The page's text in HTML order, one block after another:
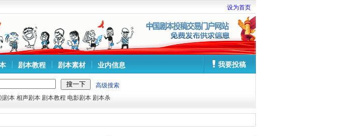
设为首页
剧本教程 剧本素材 业内信息 我要投稿
高级搜索
剧本 相声剧本 剧本教程 电影剧本 剧本杀